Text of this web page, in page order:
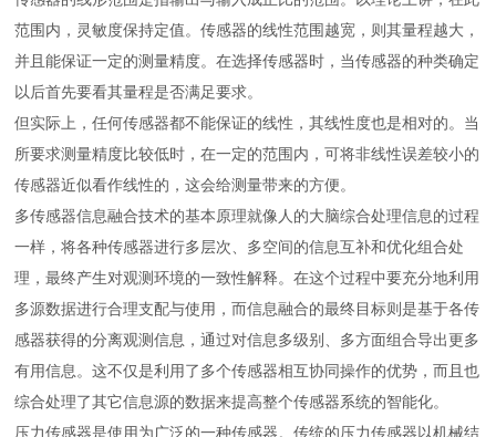
范围内，灵敏度保持定值。传感器的线性范围越宽，则其量程越大，
并且能保证一定的测量精度。在选择传感器时，当传感器的种类确定
以后首先要看其量程是否满足要求。
但实际上，任何传感器都不能保证的线性，其线性度也是相对的。当
所要求测量精度比较低时，在一定的范围内，可将非线性误差较小的
传感器近似看作线性的，这会给测量带来的方便。
多传感器信息融合技术的基本原理就像人的大脑综合处理信息的过程
一样，将各种传感器进行多层次、多空间的信息互补和优化组合处
理，最终产生对观测环境的一致性解释。在这个过程中要充分地利用
多源数据进行合理支配与使用，而信息融合的最终目标则是基于各传
感器获得的分离观测信息，通过对信息多级别、多方面组合导出更多
有用信息。这不仅是利用了多个传感器相互协同操作的优势，而且也
综合处理了其它信息源的数据来提高整个传感器系统的智能化。
压力传感器是使用为广泛的一种传感器。传统的压力传感器以机械结